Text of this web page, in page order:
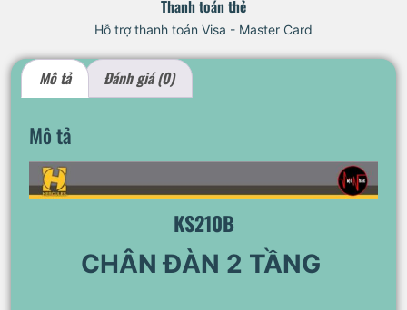
Thanh toán thẻ
Hỗ trợ thanh toán Visa - Master Card
Mô tả Đánh giá (0)
Mô tả
KS210B
CHÂN ĐÀN 2 TẦNG